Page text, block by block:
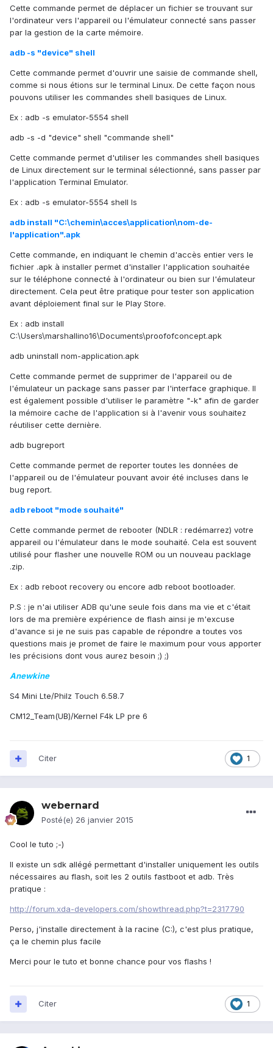
Cette commande permet de déplacer un fichier se trouvant sur
l'ordinateur vers l'appareil ou l'émulateur connecté sans passer
par la gestion de la carte mémoire.
adb -s "device" shell
Cette commande permet d'ouvrir une saisie de commande shell,
comme si nous étions sur le terminal Linux. De cette façon nous
pouvons utiliser les commandes shell basiques de Linux.
Ex : adb -s emulator-5554 shell
adb -s -d "device" shell "commande shell"
Cette commande permet d'utiliser les commandes shell basiques
de Linux directement sur le terminal sélectionné, sans passer par
l'application Terminal Emulator.
Ex : adb -s emulator-5554 shell ls
adb install "C:\chemin\acces\application\nom-de-
l'application".apk
Cette commande, en indiquant le chemin d'accès entier vers le
fichier .apk à installer permet d'installer l'application souhaitée
sur le téléphone connecté à l'ordinateur ou bien sur l'émulateur
directement. Cela peut être pratique pour tester son application
avant déploiement final sur le Play Store.
Ex : adb install
C:\Users\marshallino16\Documents\proofofconcept.apk
adb uninstall nom-application.apk
Cette commande permet de supprimer de l'appareil ou de
l'émulateur un package sans passer par l'interface graphique. Il
est également possible d'utiliser le paramètre "-k" afin de garder
la mémoire cache de l'application si à l'avenir vous souhaitez
réutiliser cette dernière.
adb bugreport
Cette commande permet de reporter toutes les données de
l'appareil ou de l'émulateur pouvant avoir été incluses dans le
bug report.
adb reboot "mode souhaité"
Cette commande permet de rebooter (NDLR : redémarrez) votre
appareil ou l'émulateur dans le mode souhaité. Cela est souvent
utilisé pour flasher une nouvelle ROM ou un nouveau packlage
.zip.
Ex : adb reboot recovery ou encore adb reboot bootloader.
P.S : je n'ai utiliser ADB qu'une seule fois dans ma vie et c'était
lors de ma première expérience de flash ainsi je m'excuse
d'avance si je ne suis pas capable de répondre a toutes vos
questions mais je promet de faire le maximum pour vous apporter
les précisions dont vous aurez besoin ;) ;)
Anewkine
S4 Mini Lte/Philz Touch 6.58.7
CM12_Team(UB)/Kernel F4k LP pre 6
1
Citer
webernard
Posté(e) 26 janvier 2015
Cool le tuto ;-)
Il existe un sdk allégé permettant d'installer uniquement les outils
nécessaires au flash, soit les 2 outils fastboot et adb. Très
pratique :
http://forum.xda-developers.com/showthread.php?t=2317790
Perso, j'installe directement à la racine (C:), c'est plus pratique,
ça le chemin plus facile
Merci pour le tuto et bonne chance pour vos flashs !
1
Citer